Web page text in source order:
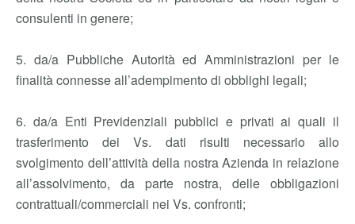
consulenti in genere;
5. da/a Pubbliche Autorità ed Amministrazioni per le
finalità connesse all’adempimento di obblighi legali;
6. da/a Enti Previdenziali pubblici e privati ai quali il
trasferimento dei Vs. dati risulti necessario allo
svolgimento dell’attività della nostra Azienda in relazione
all’assolvimento, da parte nostra, delle obbligazioni
contrattuali/commerciali nei Vs. confronti;